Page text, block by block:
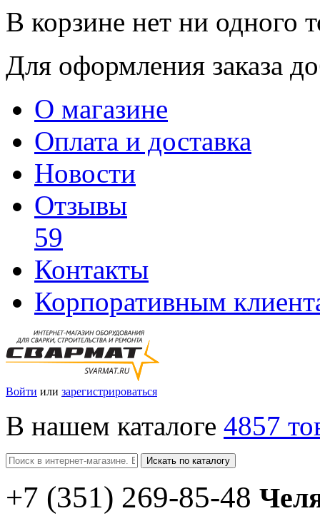
В корзине нет ни одного
Для оформления заказа
О магазине
Оплата и доставка
Новости
Отзывы
59
Контакты
Корпоративным
Войти или зарегистрироваться
В нашем каталоге 4857
Искать по каталогу
+7 (351) 269-85-48